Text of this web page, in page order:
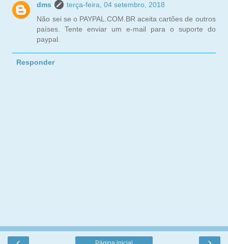
dms
terça-feira, 04 setembro, 2018
Não sei se o PAYPAL.COM.BR aceita cartões de outros
países. Tente enviar um e-mail para o suporte do
paypal.
Responder